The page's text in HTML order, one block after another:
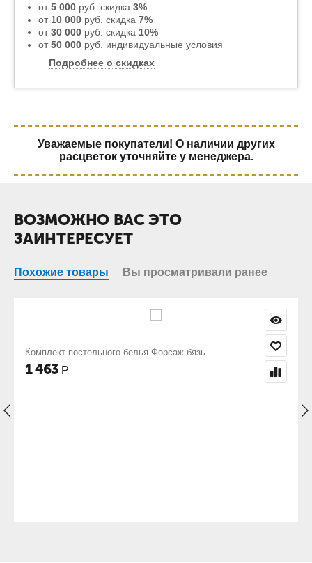
от5 000 руб. скидка 3%
от 10 000 руб. скидка 7%
от30 000 руб. скидка 10%
от50 000 руб. индивидуальные условия
Подробнее о скидках
Уважаемые покупатели! О наличии других
расцветок уточняйте у менеджера.
ВОЗМОЖНО ВАС ЭТО
ЗАИНТЕРЕСУЕТ
Похожие товары Вы просматривали ранее
бязь Комплект постельного белья Форвард